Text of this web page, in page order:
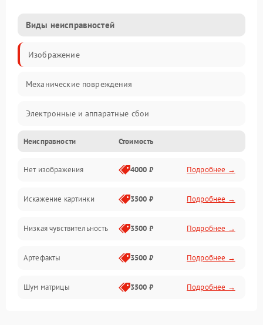
Виды неисправностей
Изображение
Механические повреждения
Электронные и аппаратные сбои
Неисправности сенсора и оптики
Программные ошибки
Электропитание
Измерения
Матрица
Проблемы питания
Неисправности Стоимость
Нет изображения 4000 ₽ Подробнее →
Искажение картинки 3500 ₽ Подробнее →
Низкая чувствительность 3500 ₽ Подробнее →
Артефакты 3500 ₽ Подробнее →
Шум матрицы 3500 ₽ Подробнее →